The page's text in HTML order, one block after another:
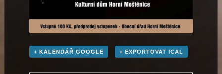
+ KALENDÁŘ GOOGLE + EXPORTOVAT ICAL